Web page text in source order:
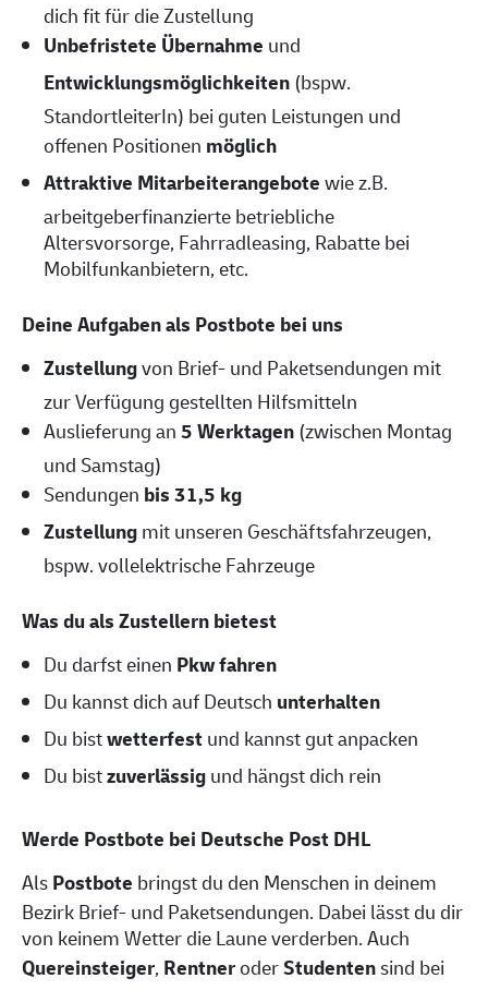
dich fit für die Zustellung
Unbefristete Übernahme und
Entwicklungsmöglichkeiten(bspw.
StandortleiterIn) bei guten Leistungen und
offenen Positionen möglich
Attraktive Mitarbeiterangebotewie z.B.
arbeitgeberfinanzierte betriebliche
Altersvorsorge, Fahrradleasing, Rabatte bei
Mobilfunkanbietern, etc.
Deine Aufgaben als Postbote bei uns
Zustellungvon Brief- und Paketsendungen mit
zur Verfügung gestellten Hilfsmitteln
Auslieferung an5 Werktagen(zwischen Montag
und Samstag)
Sendungen bis 31,5 kg
Zustellungmit unseren Geschäftsfahrzeugen,
bspw. vollelektrische Fahrzeuge
Was du als Zustellern bietest
Du darfst einen Pkw fahren
Du kannst dich auf Deutsch unterhalten
Du bistwetterfest und kannst gut anpacken
Du bistzuverlässigund hängst dich rein
Werde Postbote bei Deutsche Post DHL
AlsPostbote bringst du den Menschen in deinem
Bezirk Brief- und Paketsendungen. Dabei lässt du dir
von keinem Wetter die Laune verderben. Auch
Quereinsteiger, RentneroderStudentensind bei